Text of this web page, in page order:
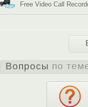
Free Video Call
Вопросы по